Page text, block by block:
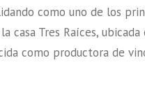
como uno de los
casa Tres Raíces,
como productora de